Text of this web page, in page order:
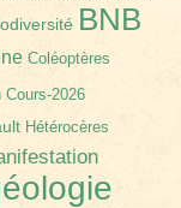
BNB
Coléoptères
Cours-2026
Hétérocères